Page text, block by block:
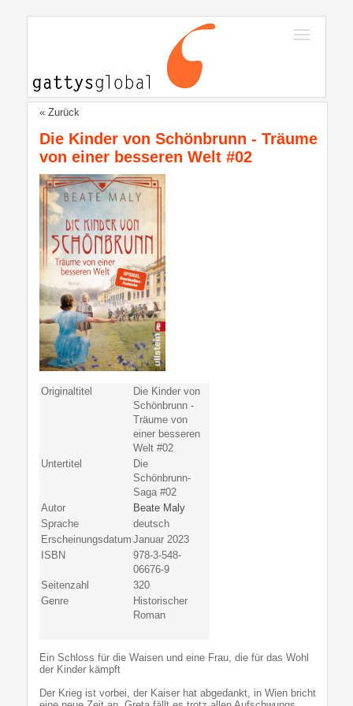
« Zurück
Die Kinder von Schönbrunn - Träume
von einer besseren Welt #02
Originaltitel
Die Kinder von
Schönbrunn -
Träume von
einer besseren
Welt #02
Untertitel
Die
Schönbrunn-
Saga #02
Autor
Beate Maly
Sprache
deutsch
Erscheinungsdatum Januar 2023
ISBN
978-3-548-
06676-9
Seitenzahl
320
Genre
Historischer
Roman
Ein Schloss für die Waisen und eine Frau, die für das Wohl
der Kinder kämpft
Der Krieg ist vorbei, der Kaiser hat abgedankt, in Wien bricht